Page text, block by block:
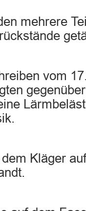
mehrere
vom
Kläger